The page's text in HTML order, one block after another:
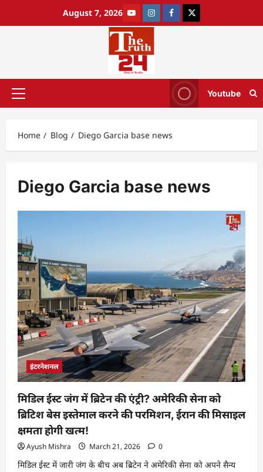
August 7, 2026
Youtube
Home Blog Diego Garcia base news
Diego Garcia base news
इंटरनेशनल
मिडिल ईस्ट जंग में ब्रिटेन की एंट्री? अमेरिकी सेना को
ब्रिटिश बेस इस्तेमाल करने की परमिशन, ईरान की मिसाइल
क्षमता होगी खत्म!
Ayush Mishra March 21, 2026 0
मिडिल ईस्ट में जारी जंग के बीच अब ब्रिटेन ने अमेरिकी सेना को अपने सैन्य